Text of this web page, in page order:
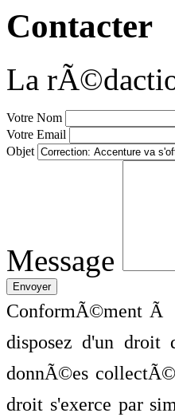
Contacter
La
Votre Nom
Votre Email
Objet
Message
ConformÃ©ment Ã
disposez d'un droit
donnÃ©es
droit s'exerce par